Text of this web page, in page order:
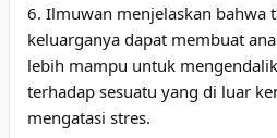
6. Ilmuwan menjelaskan bahwa
keluarganya dapat membuat
lebih mampu untuk
terhadap sesuatu yang di luar
mengatasi stres.